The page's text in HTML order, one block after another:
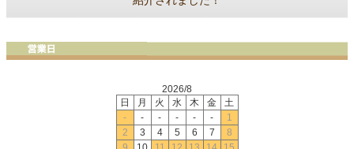
2026/8
日
月 火 水 木 金
土
-
- - - - -
1
2
3 4 5 6 7
8